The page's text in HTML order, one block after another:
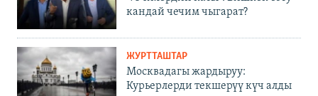
кандай чечим чыгарат?
ЖУРТТАШТАР
Москвадагы жардыруу:
Курьерлерди текшерүү күч алды